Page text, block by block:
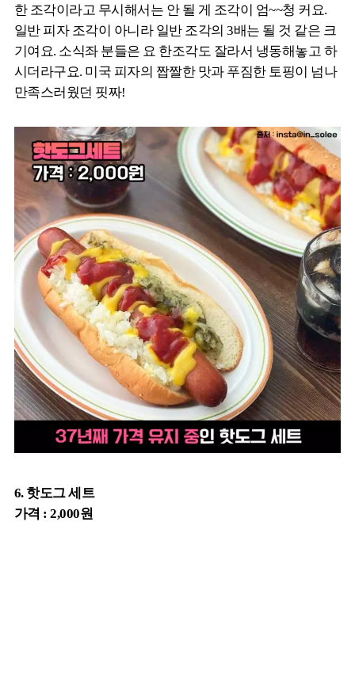
한 조각이라고 무시해서는 안 될 게 조각이 엄~~청 커요.
일반 피자 조각이 아니라 일반 조각의 3배는 될 것 같은 크
기여요. 소식좌 분들은 요 한조각도 잘라서 냉동해놓고 하
시더라구요. 미국 피자의 짭짤한 맛과 푸짐한 토핑이 넘나
만족스러웠던 핏짜!
6. 핫도그 세트
가격 : 2,000원